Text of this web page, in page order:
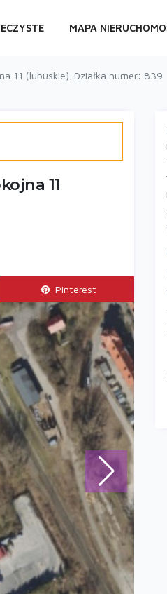
MAPA
11 (lubuskie). Działka numer: 839
11
Pinterest